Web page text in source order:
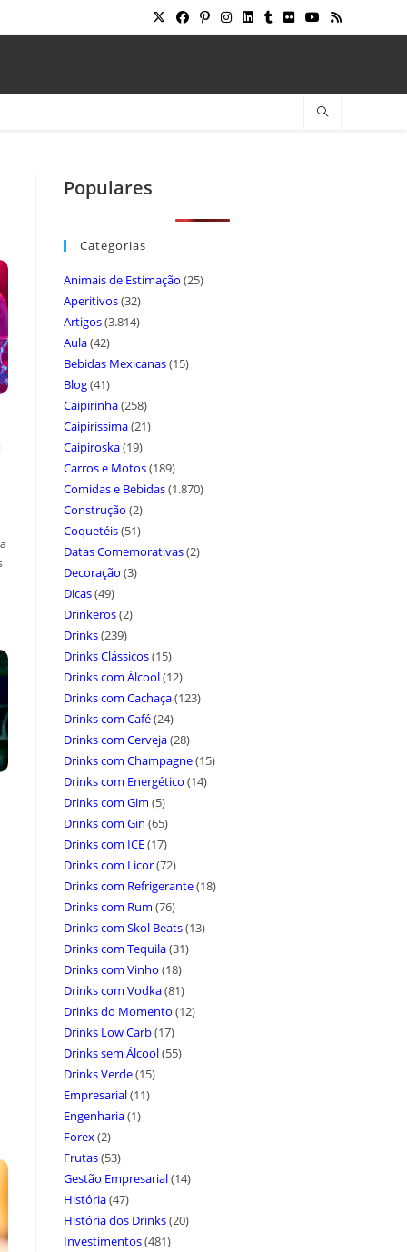
Populares
Categorias
Animais de Estimação (25)
Aperitivos(32)
Artigos(3.814)
Aula(42)
Bebidas Mexicanas(15)
Blog(41)
Caipirinha(258)
Caipiríssima(21)
Caipiroska(19)
Carros e Motos(189)
Comidas e Bebidas(1.870)
Construção (2)
Coquetéis(51)
Datas Comemorativas(2)
Decoração (3)
Dicas(49)
Drinkeros(2)
Drinks(239)
Drinks Clássicos(15)
Drinks com Álcool(12)
Drinks com Cachaça(123)
Drinks com Café(24)
Drinks com Cerveja(28)
Drinks com Champagne(15)
Drinks com Energético (14)
Drinks com Gim (5)
Drinks com Gin (65)
Drinks com ICE(17)
Drinks com Licor(72)
Drinks com Refrigerante(18)
Drinks com Rum (76)
Drinks com Skol Beats(13)
Drinks com Tequila(31)
Drinks com Vinho (18)
Drinks com Vodka(81)
Drinks do Momento (12)
Drinks Low Carb(17)
Drinks sem Álcool(55)
Drinks Verde(15)
Empresarial(11)
Engenharia(1)
Forex(2)
Frutas(53)
Gestão Empresarial(14)
História(47)
História dos Drinks(20)
Investimentos(481)